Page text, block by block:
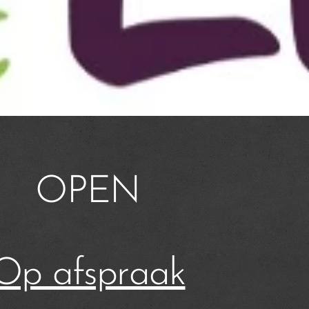
OPEN
afspraak